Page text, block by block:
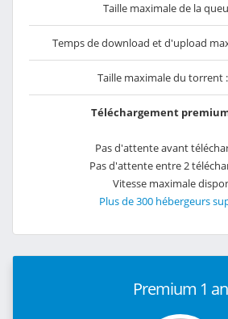
Taille maximale de la
Temps de download et d'upload
Taille maximale du torrent :
Téléchargement
Pas d'attente avant
Pas d'attente entre 2
Vitesse maximale
Plus de 300 hébergeurs
Premium 1 an